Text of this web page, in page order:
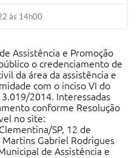
às 14h00
Assistência e Promoção
o credenciamento de
da área da assistência e
com o inciso VI do
2014. Interessadas
conforme Resolução
no site:
SP, 12 de
Gabriel Rodrigues
de Assistência e